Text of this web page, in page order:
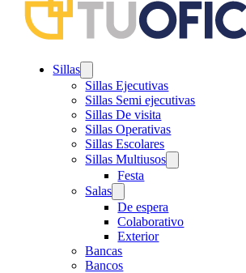
Sillas
Sillas Ejecutivas
Sillas Semi ejecutivas
Sillas De visita
Sillas Operativas
Sillas Escolares
Sillas Multiusos
Festa
Salas
De espera
Colaborativo
Exterior
Bancas
Bancos